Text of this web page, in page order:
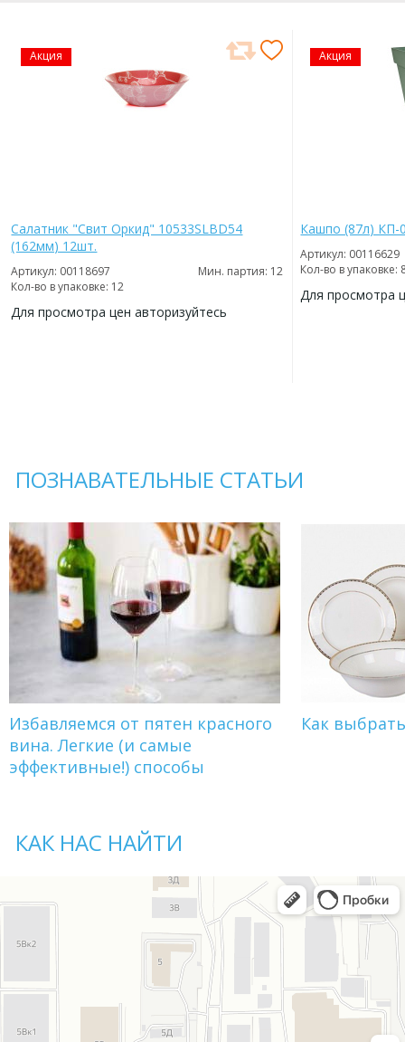
Акция
Салатник "Свит Оркид" 10533SLBD54
(162мм) 12шт.
Артикул: 00118697
Мин. партия: 12
Кол-во в упаковке: 12
Для просмотра цен авторизуйтесь
Акция
Кашпо (87л) КП-
Артикул: 00116629
Кол-во в упаковке:
Для просмотра
ПОЗНАВАТЕЛЬНЫЕ СТАТЬИ
Избавляемся от пятен красного
вина. Легкие (и самые
эффективные!) способы
Как
КАК НАС НАЙТИ